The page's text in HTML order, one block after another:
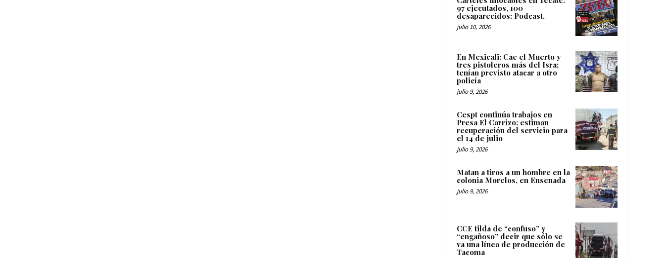
97 ejecutados, 100
desaparecidos: Podcast.
julio 10, 2026
En Mexicali: Cae el Muerto y
tres pistoleros más del Isra;
tenían previsto atacar a otro
policía
julio 9, 2026
Cespt continúa trabajos en
Presa El Carrizo; estiman
recuperación del servicio para
el 14 de julio
julio 9, 2026
Matan a tiros a un hombre en la
colonia Morelos, en Ensenada
julio 9, 2026
CCE tilda de “confuso” y
“engañoso” decir que sólo se
va una línea de producción de
Tacoma